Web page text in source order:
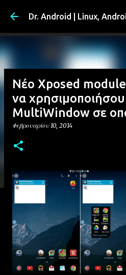
Μετάβαση στο
Dr. Android | Linux,
Νέο Xposed module
να
MultiWindow σε
Φεβρουαρίου 10, 2014